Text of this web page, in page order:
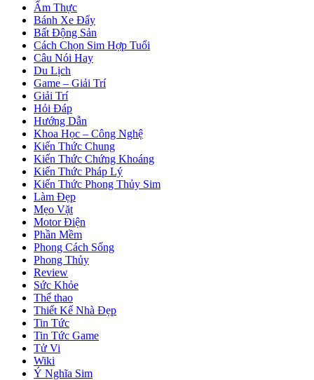
Ẩm Thực
Bánh Xe Đẩy
Bất Động Sản
Cách Chọn Sim Hợp Tuổi
Câu Nói Hay
Du Lịch
Game – Giải Trí
Giải Trí
Hỏi Đáp
Hướng Dẫn
Khoa Học – Công Nghệ
Kiến Thức Chung
Kiến Thức Chứng Khoáng
Kiến Thức Pháp Lý
Kiến Thức Phong Thủy Sim
Làm Đẹp
Mẹo Vặt
Motor Điện
Phần Mềm
Phong Cách Sống
Phong Thủy
Review
Sức Khỏe
Thể thao
Thiết Kế Nhà Đẹp
Tin Tức
Tin Tức Game
Tử Vi
Wiki
Ý Nghĩa Sim